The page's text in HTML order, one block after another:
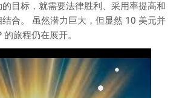
目标，就需要法律胜利、采用率提高和
合。 虽然潜力巨大，但显然 10 美元并
旅程仍在展开。